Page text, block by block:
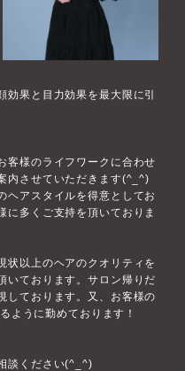
効果と目力効果を最大限に引
客様のライフワークに合わせ
内させていただきます(^_^)
ヘアスタイルを得意としてお
に多くご支持を頂いておりま
状以上のヘアのクオリティを
いております。サロン帰りだ
しております。又、お客様の
ように勤めております！
談ください(^_^)